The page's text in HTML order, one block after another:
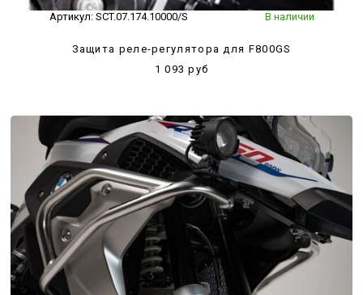
Артикул: SCT.07.174.10000/S В наличии
Защита реле-регулятора для F800GS
1 093 руб